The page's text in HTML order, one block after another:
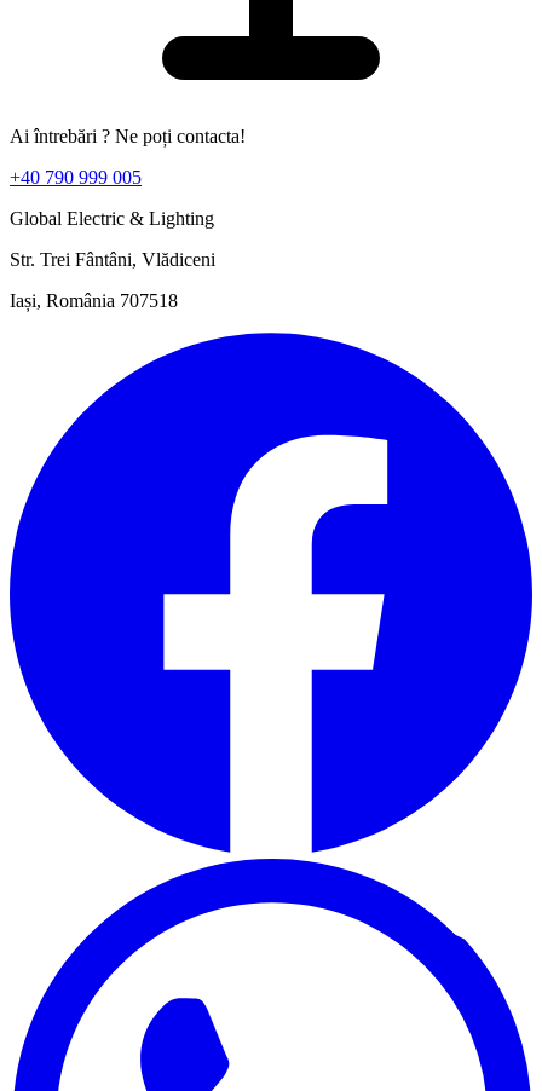
Ai întrebări ? Ne poți contacta!
+40 790 999 005
Global Electric & Lighting
Str. Trei Fântâni, Vlădiceni
Iași, România 707518